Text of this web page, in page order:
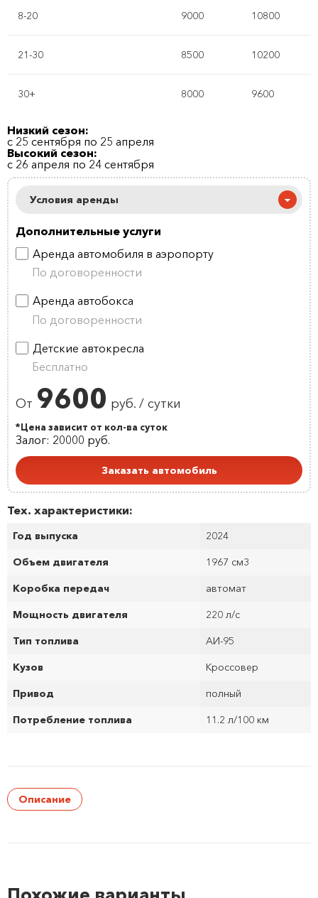
8-20 9000 10800
21-30 8500 10200
30+ 8000 9600
Низкий сезон:
с 25 сентября по 25 апреля
Высокий сезон:
с 26 апреля по 24 сентября
Условия аренды
Дополнительные услуги
Аренда автомобиля в аэропорту
По договоренности
Аренда автобокса
По договоренности
Детские автокресла
Бесплатно
От 9600 руб. / сутки
*Цена зависит от кол-ва суток
Залог: 20000 руб.
Заказать автомобиль
Тех. характеристики:
Год выпуска 2024
Объем двигателя 1967 см3
Коробка передач автомат
Мощность двигателя 220 л/с
Тип топлива АИ-95
Кузов Кроссовер
Привод полный
Потребление топлива 11.2 л/100 км
Описание